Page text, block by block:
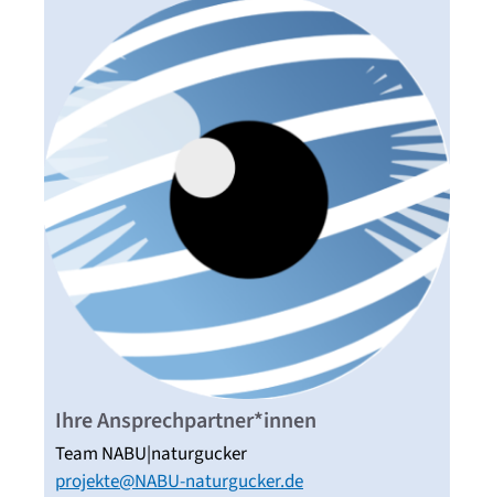
Ihre Ansprechpartner*innen
Team NABU|naturgucker
projekte@NABU-naturgucker.de